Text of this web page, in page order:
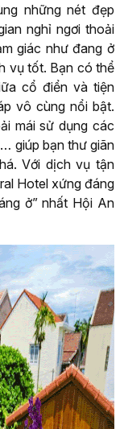
những nét đẹp
nghỉ ngơi thoải
giác như đang ở
vụ tốt. Bạn có thể
cổ điển và tiện
vô cùng nổi bật.
mái sử dụng các
giúp bạn thư giãn
Với dịch vụ tận
Hotel xứng đáng
ở” nhất Hội An